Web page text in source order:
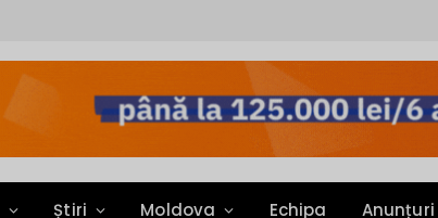
Știri Moldova Echipa Anunțuri